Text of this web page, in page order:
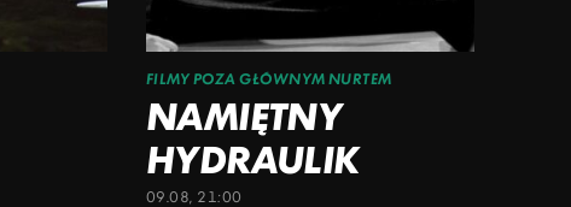
FILMY POZA GŁÓWNYM NURTEM
NAMIĘTNY
HYDRAULIK
09.08, 21:00